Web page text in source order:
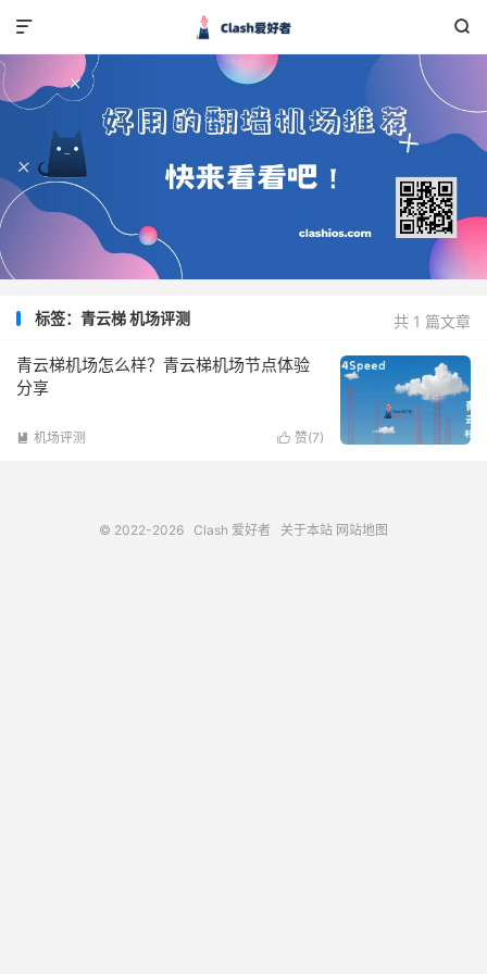


共 1 篇文章
标签：青云梯 机场评测
青云梯机场怎么样？青云梯机场节点体验
分享
 赞(7)
 机场评测
© 2022-2026 Clash 爱好者 关于本站 网站地图